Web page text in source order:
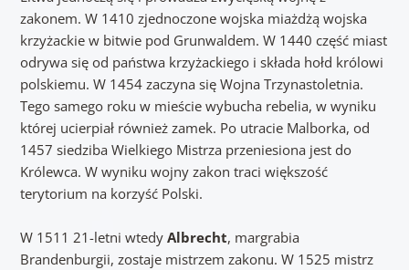
zakonem. W 1410 zjednoczone wojska miażdżą wojska
krzyżackie w bitwie pod Grunwaldem. W 1440 część miast
odrywa się od państwa krzyżackiego i składa hołd królowi
polskiemu. W 1454 zaczyna się Wojna Trzynastoletnia.
Tego samego roku w mieście wybucha rebelia, w wyniku
której ucierpiał również zamek. Po utracie Malborka, od
1457 siedziba Wielkiego Mistrza przeniesiona jest do
Królewca. W wyniku wojny zakon traci większość
terytorium na korzyść Polski.
W 1511 21-letni wtedy Albrecht, margrabia
Brandenburgii, zostaje mistrzem zakonu. W 1525 mistrz